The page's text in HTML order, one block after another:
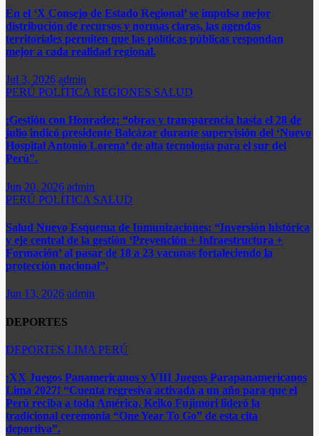
En el ‘X Consejo de Estado Regional’ se impulsa mejor
distribución de recursos y normas claras, las agendas
territoriales permiten que las políticas públicas respondan
mejor a cada realidad regional.
Jul 3, 2026 admin
PERÚ POLÍTICA REGIONES SALUD
¡Gestión con Honradez¡ “obras y transparencia hasta el 28 de
julio indicó presidente Balcázar durante supervisión del ‘Nuevo
Hospital Antonio Lorena’ de alta tecnología para el sur del
Perú”.​
Jun 20, 2026 admin
PERÚ POLÍTICA SALUD
Salud Nuevo Esquema de Inmunizaciones: “Inversión histórica
y eje central de la gestión ‘Prevención + Infraestructura +
Formación’ al pasar de 18 a 23 vacunas fortaleciendo la
protección nacional”.
Jun 13, 2026 admin
DEPORTES
DEPORTES LIMA PERÚ
¡XX Juegos Panamericanos y VIII Juegos Parapanamericanos
Lima 2027! “Cuenta regresiva activada a un año para que el
Perú reciba a toda América, Keiko Fujimori lideró la
tradicional ceremonia “One Year To Go” de esta cita
deportiva”.